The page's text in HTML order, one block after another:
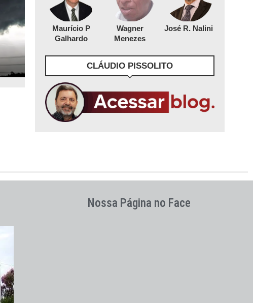
Maurício P
Galhardo
Wagner
Menezes
José R. Nalini
CLÁUDIO PISSOLITO
Nossa Página no Face